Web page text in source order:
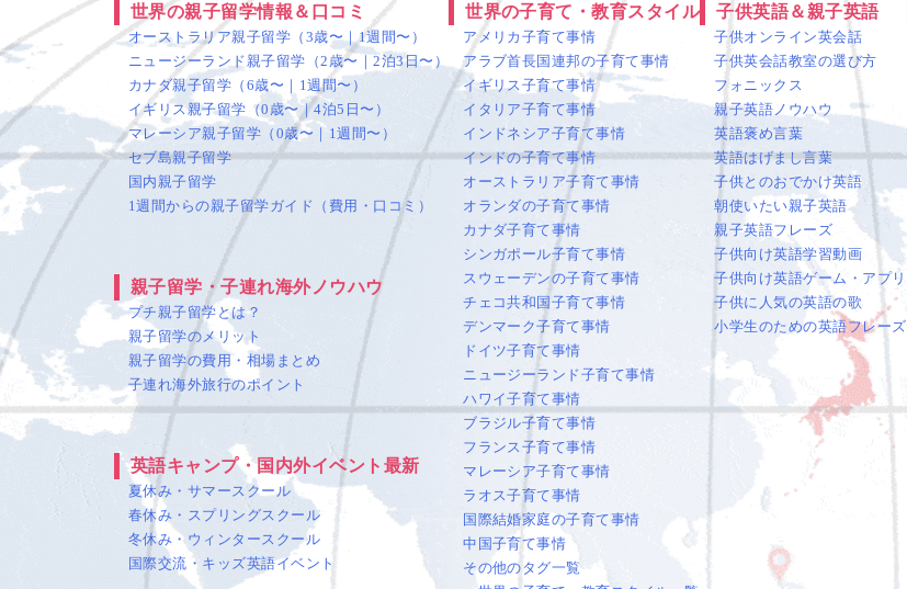
世界の親子留学情報＆口コミ
オーストラリア親子留学（3歳〜｜1週間〜）
ニュージーランド親子留学（2歳〜｜2泊3日〜）
カナダ親子留学（6歳〜｜1週間〜）
イギリス親子留学（0歳〜｜4泊5日〜）
マレーシア親子留学（0歳〜｜1週間〜）
セブ島親子留学
国内親子留学
1週間からの親子留学ガイド（費用・口コミ）
親子留学・子連れ海外ノウハウ
プチ親子留学とは？
親子留学のメリット
親子留学の費用・相場まとめ
子連れ海外旅行のポイント
英語キャンプ・国内外イベント最新
夏休み・サマースクール
春休み・スプリングスクール
冬休み・ウィンタースクール
国際交流・キッズ英語イベント
世界の子育て・教育スタイル
アメリカ子育て事情
アラブ首長国連邦の子育て事情
イギリス子育て事情
イタリア子育て事情
インドネシア子育て事情
インドの子育て事情
オーストラリア子育て事情
オランダの子育て事情
カナダ子育て事情
シンガポール子育て事情
スウェーデンの子育て事情
チェコ共和国子育て事情
デンマーク子育て事情
ドイツ子育て事情
ニュージーランド子育て事情
ハワイ子育て事情
ブラジル子育て事情
フランス子育て事情
マレーシア子育て事情
ラオス子育て事情
国際結婚家庭の子育て事情
中国子育て事情
その他のタグ一覧
子供英語＆親子英語
子供オンライン英会話
子供英会話教室の選び方
フォニックス
親子英語ノウハウ
英語褒め言葉
英語はげまし言葉
子供とのおでかけ英語
朝使いたい親子英語
親子英語フレーズ
子供向け英語学習動画
子供向け英語ゲーム・アプリ
子供に人気の英語の歌
小学生のための英語フレーズ